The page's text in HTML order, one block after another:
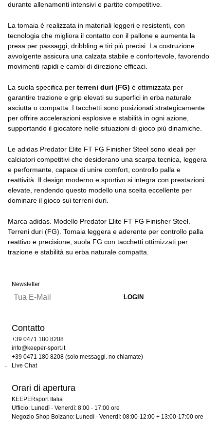
durante allenamenti intensivi e partite competitive.
La tomaia è realizzata in materiali leggeri e resistenti, con
tecnologia che migliora il contatto con il pallone e aumenta la
presa per passaggi, dribbling e tiri più precisi. La costruzione
avvolgente assicura una calzata stabile e confortevole, favorendo
movimenti rapidi e cambi di direzione efficaci.
La suola specifica per terreni duri (FG) è ottimizzata per
garantire trazione e grip elevati su superfici in erba naturale
asciutta o compatta. I tacchetti sono posizionati strategicamente
per offrire accelerazioni esplosive e stabilità in ogni azione,
supportando il giocatore nelle situazioni di gioco più dinamiche.
Le adidas Predator Elite FT FG Finisher Steel sono ideali per
calciatori competitivi che desiderano una scarpa tecnica, leggera
e performante, capace di unire comfort, controllo palla e
reattività. Il design moderno e sportivo si integra con prestazioni
elevate, rendendo questo modello una scelta eccellente per
dominare il gioco sui terreni duri.
Marca adidas. Modello Predator Elite FT FG Finisher Steel.
Terreni duri (FG). Tomaia leggera e aderente per controllo palla
reattivo e precisione, suola FG con tacchetti ottimizzati per
trazione e stabilità su erba naturale compatta.
Newsletter
Contatto
+39 0471 180 8208
info@keeper-sport.it
+39 0471 180 8208 (solo messaggi. no chiamate)
Live Chat
Orari di apertura
KEEPERsport Italia
Ufficio: Lunedì - Venerdì: 8:00 - 17:00 ore
Negozio Shop Bolzano: Lunedì - Venerdì: 08:00-12:00 + 13:00-17:00 ore